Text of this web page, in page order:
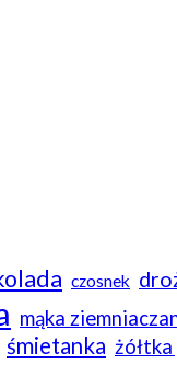
czosnek
mąka
śmietanka